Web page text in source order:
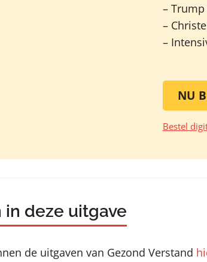
–
–
–
NU
Bestel
in deze uitgave
de uitgaven van Gezond Verstand